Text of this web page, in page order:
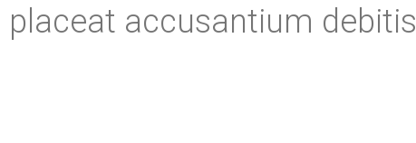
accusantium debitis